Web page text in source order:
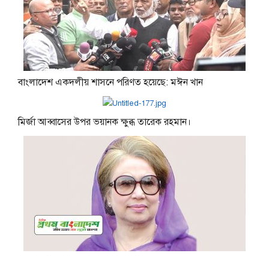
বাংলাদেশ একদলীয় শাসনে পরিণত হয়েছে: মঈন খান
মির্জা আব্বাসের উপর ভয়ানক ক্ষুব্ধ তারেক রহমান।